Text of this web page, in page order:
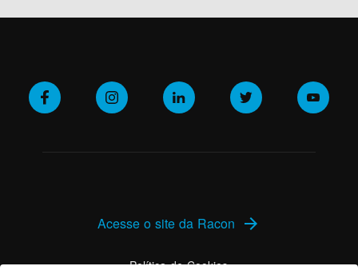
Acesse o site da Racon arrow_forward
Política de Cookies